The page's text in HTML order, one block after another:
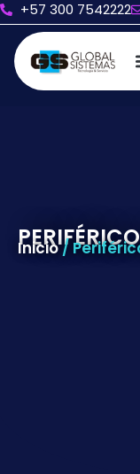
+57 300 7542222
Inicio/